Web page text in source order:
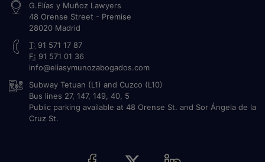
G.Elías y Muñoz Lawyers
48 Orense Street - Premise
28020 Madrid
T: 91 571 17 87
F: 91 571 01 36
info@eliasymunozabogados.com
Subway Tetuan (L1) and Cuzco (L10)
Bus lines 27, 147, 149, 40, 5
Public parking available at 48 Orense St. and Sor Ángela de la
Cruz St.